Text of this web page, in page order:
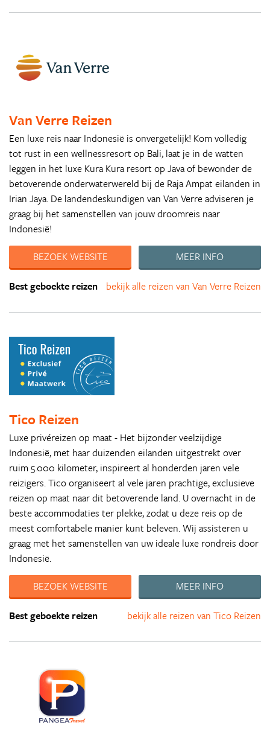
Van Verre Reizen
Een luxe reis naar Indonesië is onvergetelijk! Kom volledig
tot rust in een wellnessresort op Bali, laat je in de watten
leggen in het luxe Kura Kura resort op Java of bewonder de
betoverende onderwaterwereld bij de Raja Ampat eilanden in
Irian Jaya. De landendeskundigen van Van Verre adviseren je
graag bij het samenstellen van jouw droomreis naar
Indonesië!
BEZOEK WEBSITE
MEER INFO
bekijk alle reizen van Van Verre Reizen
Best geboekte reizen
Tico Reizen
Luxe privéreizen op maat - Het bijzonder veelzijdige
Indonesië, met haar duizenden eilanden uitgestrekt over
ruim 5.000 kilometer, inspireert al honderden jaren vele
reizigers. Tico organiseert al vele jaren prachtige, exclusieve
reizen op maat naar dit betoverende land. U overnacht in de
beste accommodaties ter plekke, zodat u deze reis op de
meest comfortabele manier kunt beleven. Wij assisteren u
graag met het samenstellen van uw ideale luxe rondreis door
Indonesië.
BEZOEK WEBSITE
MEER INFO
bekijk alle reizen van Tico Reizen
Best geboekte reizen